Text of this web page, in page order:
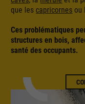
que les capricornes
Ces problématiques
structures en bois,
santé des occupants.